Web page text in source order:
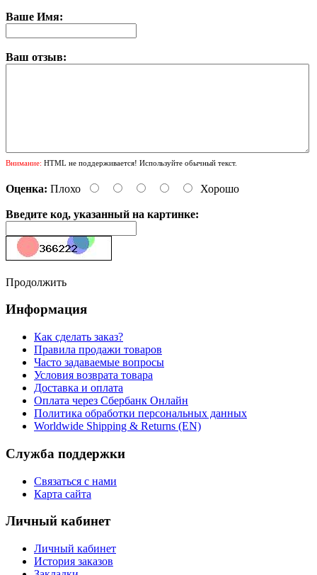
Ваше Имя:
Ваш отзыв:
Внимание: HTML не поддерживается! Используйте обычный текст.
Оценка: Плохо Хорошо
Введите код, указанный на картинке:
Продолжить
Информация
Как сделать заказ?
Правила продажи товаров
Часто задаваемые вопросы
Условия возврата товара
Доставка и оплата
Оплата через Сбербанк Онлайн
Политика обработки персональных данных
Worldwide Shipping & Returns (EN)
Служба поддержки
Связаться с нами
Карта сайта
Личный кабинет
Личный кабинет
История заказов